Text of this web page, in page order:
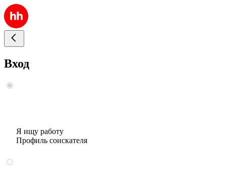
Вход
Я ищу работу
Профиль соискателя